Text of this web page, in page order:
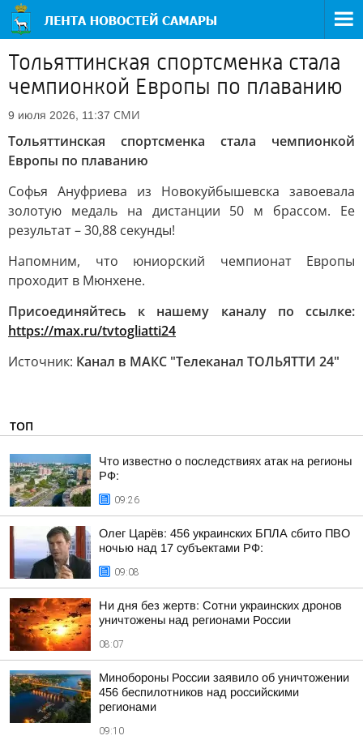
Тольяттинская спортсменка стала
чемпионкой Европы по плаванию
9 июля 2026, 11:37 СМИ
Тольяттинская спортсменка стала чемпионкой
Европы по плаванию
Софья Ануфриева из Новокуйбышевска завоевала
золотую медаль на дистанции 50 м брассом. Ее
результат – 30,88 секунды!
Напомним, что юниорский чемпионат Европы
проходит в Мюнхене.
Присоединяйтесь к нашему каналу по ссылке:
https://max.ru/tvtogliatti24
Источник: Канал в МАКС "Телеканал ТОЛЬЯТТИ 24"
ТОП
Что известно о последствиях атак на регионы
РФ:
09:26
Олег Царёв: 456 украинских БПЛА сбито ПВО
ночью над 17 субъектами РФ:
09:08
Ни дня без жертв: Сотни украинских дронов
уничтожены над регионами России
08:07
Минобороны России заявило об уничтожении
456 беспилотников над российскими
регионами
09:10